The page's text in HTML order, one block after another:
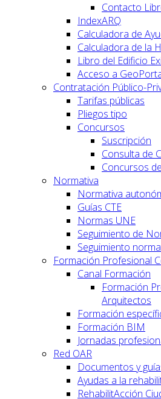
Contacto
IndexARQ
Calculadora de
Calculadora de la
Libro del Edificio
Acceso a
Contratación Público-
Tarifas públicas
Pliegos tipo
Concursos
Suscripción
Consulta de
Concursos
Normativa
Normativa
Guías CTE
Normas UNE
Seguimiento de
Seguimiento
Formación Profesional
Canal Formación
Formación
Arquitectos
Formación
Formación BIM
Jornadas
Red OAR
Documentos y
Ayudas a la
RehabilitAcción